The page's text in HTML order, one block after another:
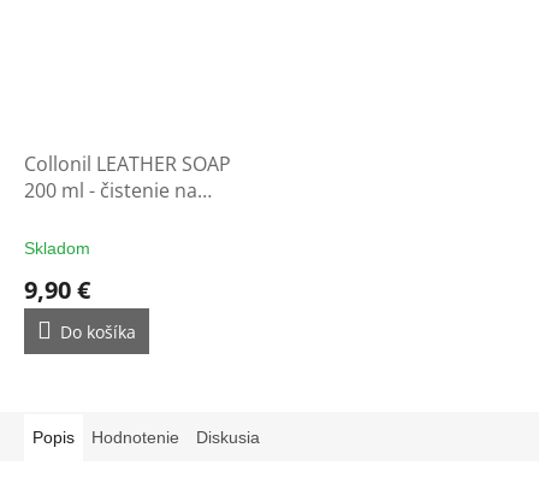
Collonil LEATHER SOAP
200 ml - čistenie na
Skladom
9,90 €
Do košíka
Popis Hodnotenie Diskusia